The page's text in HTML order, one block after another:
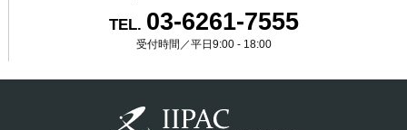
TEL. 03-6261-7555
受付時間／平日9:00 - 18:00